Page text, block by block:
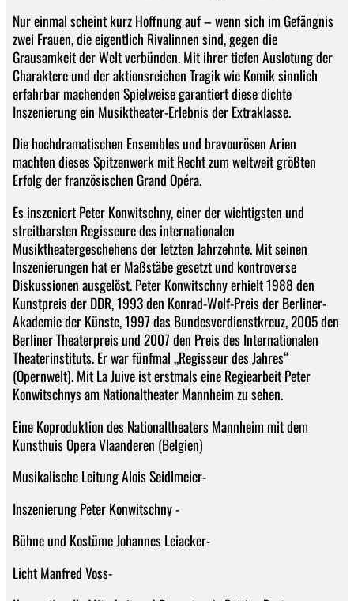
Nur einmal scheint kurz Hoffnung auf – wenn sich im Gefängnis
zwei Frauen, die eigentlich Rivalinnen sind, gegen die
Grausamkeit der Welt verbünden. Mit ihrer tiefen Auslotung der
Charaktere und der aktionsreichen Tragik wie Komik sinnlich
erfahrbar machenden Spielweise garantiert diese dichte
Inszenierung ein Musiktheater-Erlebnis der Extraklasse.
Die hochdramatischen Ensembles und bravourösen Arien
machten dieses Spitzenwerk mit Recht zum weltweit größten
Erfolg der französischen Grand Opéra.
Es inszeniert Peter Konwitschny, einer der wichtigsten und
streitbarsten Regisseure des internationalen
Musiktheatergeschehens der letzten Jahrzehnte. Mit seinen
Inszenierungen hat er Maßstäbe gesetzt und kontroverse
Diskussionen ausgelöst. Peter Konwitschny erhielt 1988 den
Kunstpreis der DDR, 1993 den Konrad-Wolf-Preis der Berliner-
Akademie der Künste, 1997 das Bundesverdienstkreuz, 2005 den
Berliner Theaterpreis und 2007 den Preis des Internationalen
Theaterinstituts. Er war fünfmal „Regisseur des Jahres“
(Opernwelt). Mit La Juive ist erstmals eine Regiearbeit Peter
Konwitschnys am Nationaltheater Mannheim zu sehen.
Eine Koproduktion des Nationaltheaters Mannheim mit dem
Kunsthuis Opera Vlaanderen (Belgien)
Musikalische Leitung Alois Seidlmeier-
Inszenierung Peter Konwitschny -
Bühne und Kostüme Johannes Leiacker-
Licht Manfred Voss-